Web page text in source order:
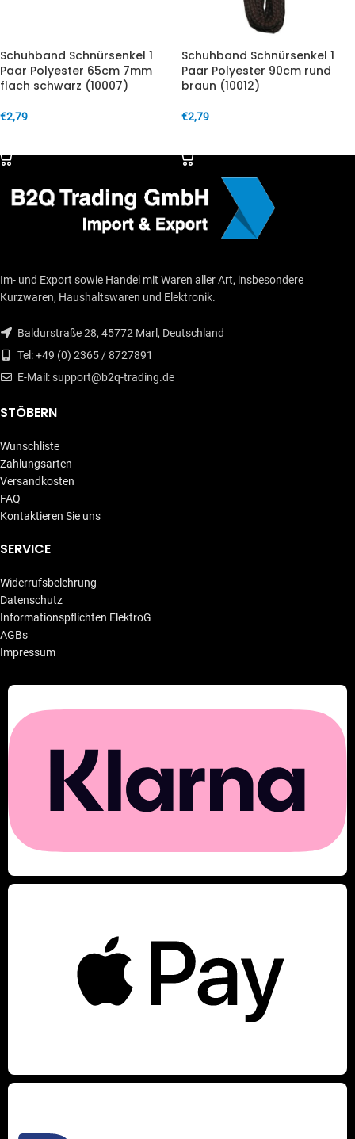
Schuhband Schnürsenkel 1
Paar Polyester 65cm 7mm
flach schwarz (10007)
€2,79
Schuhband Schnürsenkel 1
Paar Polyester 90cm rund
braun (10012)
€2,79
Im- und Export sowie Handel mit Waren aller Art, insbesondere
Kurzwaren, Haushaltswaren und Elektronik.
Baldurstraße 28, 45772 Marl, Deutschland
Tel: +49 (0) 2365 / 8727891
E-Mail: support@b2q-trading.de
STÖBERN
Wunschliste
Zahlungsarten
Versandkosten
FAQ
Kontaktieren Sie uns
SERVICE
Widerrufsbelehrung
Datenschutz
Informationspflichten ElektroG
AGBs
Impressum